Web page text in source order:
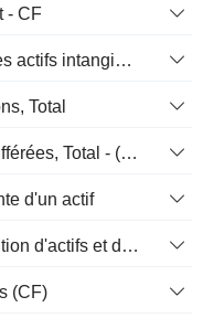
- CF
Dépréciation du goodwill et des actifs intangibles
Total
Amortissement des charges différées, Total - (CF)
d'un actif
Dépréciation du coût d'acquisition d'actifs et dépenses de restructuration
(CF)